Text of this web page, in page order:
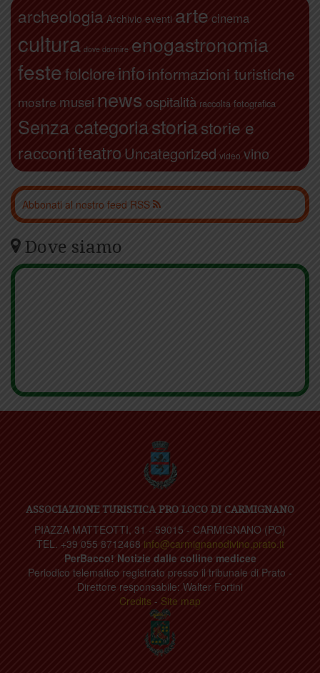
archeologia Archivio eventi arte cinema
cultura dove dormire enogastronomia
festefolcloreinfo informazioni turistiche
mostre musei news ospitalità raccolta fotografica
Senza categoriastoriastorie e
raccontiteatro Uncategorized video vino
Abbonati al nostro feed RSS
Dove siamo
ASSOCIAZIONE TURISTICA PRO LOCO DI CARMIGNANO
PIAZZA MATTEOTTI, 31 - 59015 - CARMIGNANO (PO)
TEL. +39 055 8712468 info@carmignanodivino.prato.it
PerBacco! Notizie dalle colline medicee
Periodico telematico registrato presso il tribunale di Prato -
Direttore responsabile: Walter Fortini
Credits - Site map